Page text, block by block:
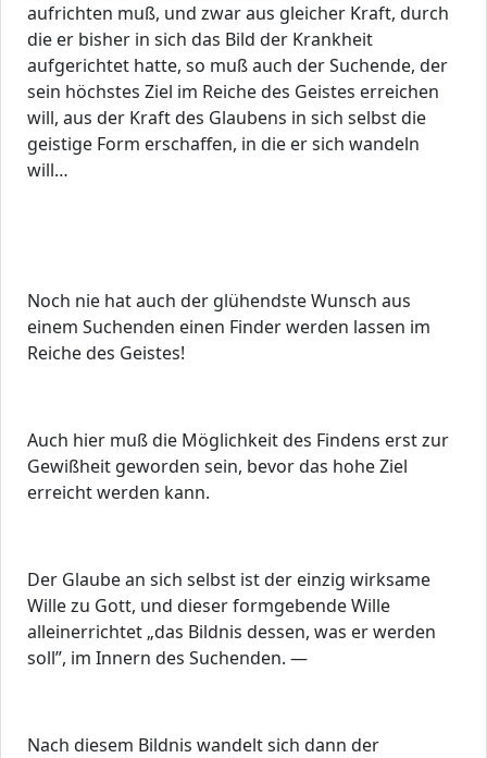
aufrichten muß, und zwar aus gleicher Kraft, durch
die er bisher in sich das Bild der Krankheit
aufgerichtet hatte, so muß auch der Suchende, der
sein höchstes Ziel im Reiche des Geistes erreichen
will, aus der Kraft des Glaubens in sich selbst die
geistige Form erschaffen, in die er sich wandeln
will…
Noch nie hat auch der glühendste Wunsch aus
einem Suchenden einen Finder werden lassen im
Reiche des Geistes!
Auch hier muß die Möglichkeit des Findens erst zur
Gewißheit geworden sein, bevor das hohe Ziel
erreicht werden kann.
Der Glaube an sich selbst ist der einzig wirksame
Wille zu Gott, und dieser formgebende Wille
alleinerrichtet „das Bildnis dessen, was er werden
soll”, im Innern des Suchenden. —
Nach diesem Bildnis wandelt sich dann der